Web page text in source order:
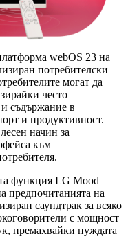
webOS 23 на
потребителски
могат да
често
съдържание в
и продуктивност.
начин за
към
функция LG Mood
предпочитанията на
саундтрак за всяко
с мощност
премахвайки нуждата